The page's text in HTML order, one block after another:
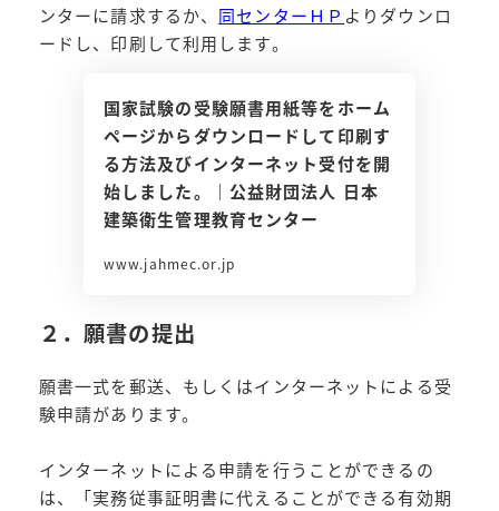
ンターに請求するか、 同センターＨＰ よりダウンロ
ードし、印刷して利用します。
国家試験の受験願書用紙等をホーム
ページからダウンロードして印刷す
る方法及びインターネット受付を開
始しました。｜公益財団法人 日本
建築衛生管理教育センター
www.jahmec.or.jp
２．願書の提出
願書一式を郵送、もしくはインターネットによる受
験申請があります。
インターネットによる申請を行うことができるの
は、「実務従事証明書に代えることができる有効期